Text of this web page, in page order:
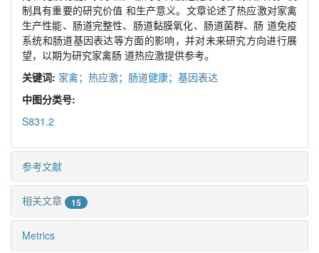
制具有重要的研究价值 和生产意义。文章论述了热应激对家禽
生产性能、肠道完整性、肠道黏膜氧化、肠道菌群、肠 道免疫
系统和肠道基因表达等方面的影响，并对未来研究方向进行展
望，以期为研究家禽肠 道热应激提供参考。
关键词: 家禽；热应激；肠道健康；基因表达
中图分类号:
S831.2
参考文献
相关文章 15
Metrics